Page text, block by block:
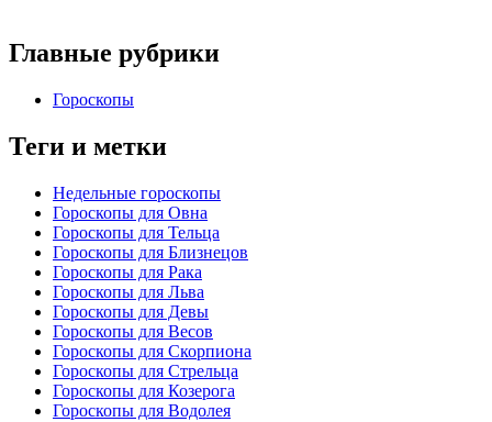
Главные рубрики
Гороскопы
Теги и метки
Недельные гороскопы
Гороскопы для Овна
Гороскопы для Тельца
Гороскопы для Близнецов
Гороскопы для Рака
Гороскопы для Льва
Гороскопы для Девы
Гороскопы для Весов
Гороскопы для Скорпиона
Гороскопы для Стрельца
Гороскопы для Козерога
Гороскопы для Водолея